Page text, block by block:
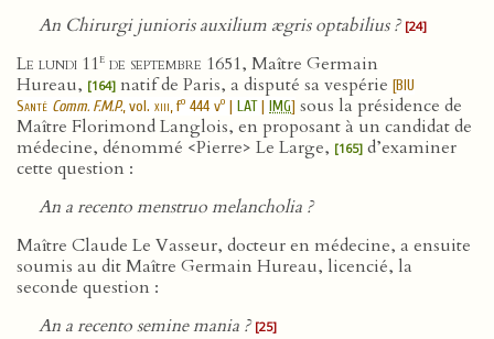
An Chirurgi junioris auxilium ægris optabilius ? [24]
Le lundi 11e de septembre 1651, Maître Germain
Hureau, [164] natif de Paris, a disputé sa vespérie [BIU
Santé Comm. F.M.P., vol. xiii, fo 444 vo | LAT| IMG] sous la présidence de
Maître Florimond Langlois, en proposant à un candidat de
médecine, dénommé <Pierre> Le Large, [165] d’examiner
cette question :
An a recento menstruo melancholia ?
Maître Claude Le Vasseur, docteur en médecine, a ensuite
soumis au dit Maître Germain Hureau, licencié, la
seconde question :
An a recento semine mania ? [25]